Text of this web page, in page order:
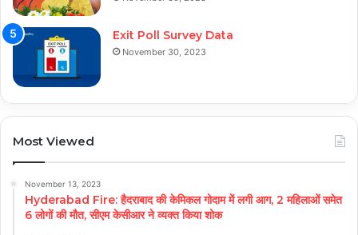
Exit Poll Survey Data
November 30, 2023
Most Viewed
November 13, 2023
Hyderabad Fire: हैदराबाद की केमिकल गोदाम में लगी आग, 2 महिलाओं समेत
6 लोगों की मौत, सीएम केसीआर ने व्यक्त किया शोक